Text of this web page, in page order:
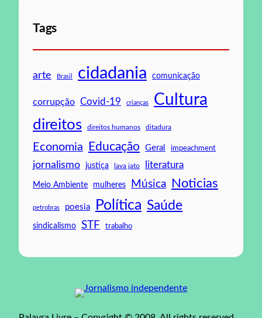
Tags
arte Brasil cidadania comunicação
corrupção Covid-19 crianças Cultura
direitos direitos humanos ditadura
Economia Educação Geral impeachment
jornalismo justiça lava jato literatura
Meio Ambiente mulheres Música Noticias
petrobras poesia Política Saúde
sindicalismo STF trabalho